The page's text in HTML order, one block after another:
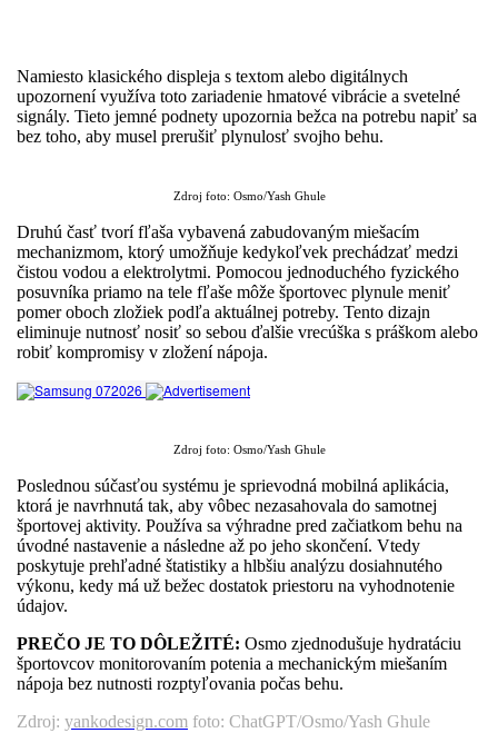
Namiesto klasického displeja s textom alebo digitálnych
upozornení využíva toto zariadenie hmatové vibrácie a svetelné
signály. Tieto jemné podnety upozornia bežca na potrebu napiť sa
bez toho, aby musel prerušiť plynulosť svojho behu.
Zdroj foto: Osmo/Yash Ghule​
Druhú časť tvorí fľaša vybavená zabudovaným miešacím
mechanizmom, ktorý umožňuje kedykoľvek prechádzať medzi
čistou vodou a elektrolytmi. Pomocou jednoduchého fyzického
posuvníka priamo na tele fľaše môže športovec plynule meniť
pomer oboch zložiek podľa aktuálnej potreby. Tento dizajn
eliminuje nutnosť nosiť so sebou ďalšie vrecúška s práškom alebo
robiť kompromisy v zložení nápoja.
Zdroj foto: Osmo/Yash Ghule​
Poslednou súčasťou systému je sprievodná mobilná aplikácia,
ktorá je navrhnutá tak, aby vôbec nezasahovala do samotnej
športovej aktivity. Používa sa výhradne pred začiatkom behu na
úvodné nastavenie a následne až po jeho skončení. Vtedy
poskytuje prehľadné štatistiky a hlbšiu analýzu dosiahnutého
výkonu, kedy má už bežec dostatok priestoru na vyhodnotenie
údajov.
PREČO JE TO DÔLEŽITÉ: Osmo zjednodušuje hydratáciu
športovcov monitorovaním potenia a mechanickým miešaním
nápoja bez nutnosti rozptyľovania počas behu.
Zdroj: yankodesign.com foto: ChatGPT/Osmo/Yash Ghule